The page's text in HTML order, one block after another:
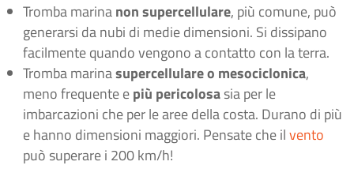
Tromba marinanon supercellulare, più comune, può
generarsi da nubi di medie dimensioni. Si dissipano
facilmente quando vengono a contatto con la terra.
Tromba marinasupercellulare o mesociclonica,
meno frequente epiù pericolosasia per le
imbarcazioni che per le aree della costa. Durano di più
e hanno dimensioni maggiori. Pensate che ilvento
può superare i 200 km/h!